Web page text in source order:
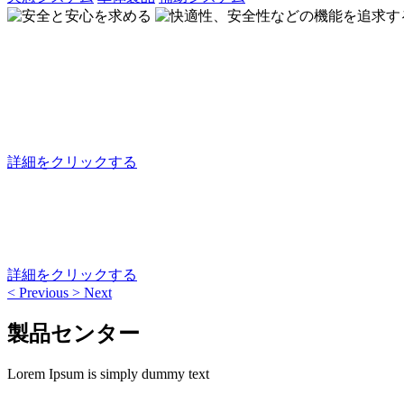
詳細をクリックする
詳細をクリックする
< Previous > Next
製品センター
Lorem Ipsum is simply dummy text